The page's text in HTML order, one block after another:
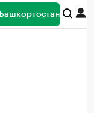
Башкортостан